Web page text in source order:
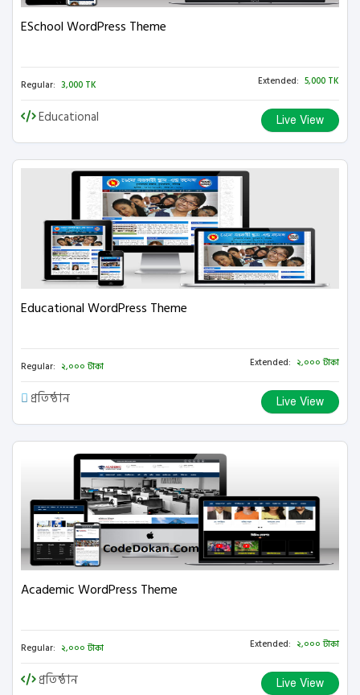
ESchool WordPress Theme
Regular: 3,000 TK Extended: 5,000 TK
Educational Live View
Educational WordPress Theme
Regular: ২,০০০ টাকা Extended: ২,০০০ টাকা
প্রতিষ্ঠান Live View
Academic WordPress Theme
Regular: ২,০০০ টাকা Extended: ২,০০০ টাকা
প্রতিষ্ঠান Live View